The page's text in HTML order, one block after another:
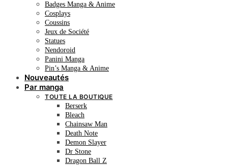
Badges Manga & Anime
Cosplays
Coussins
Jeux de Société
Statues
Nendoroid
Panini Manga
Pin’s Manga & Anime
Nouveautés
Par manga
TOUTE LA BOUTIQUE
Berserk
Bleach
Chainsaw Man
Death Note
Demon Slayer
Dr Stone
Dragon Ball Z